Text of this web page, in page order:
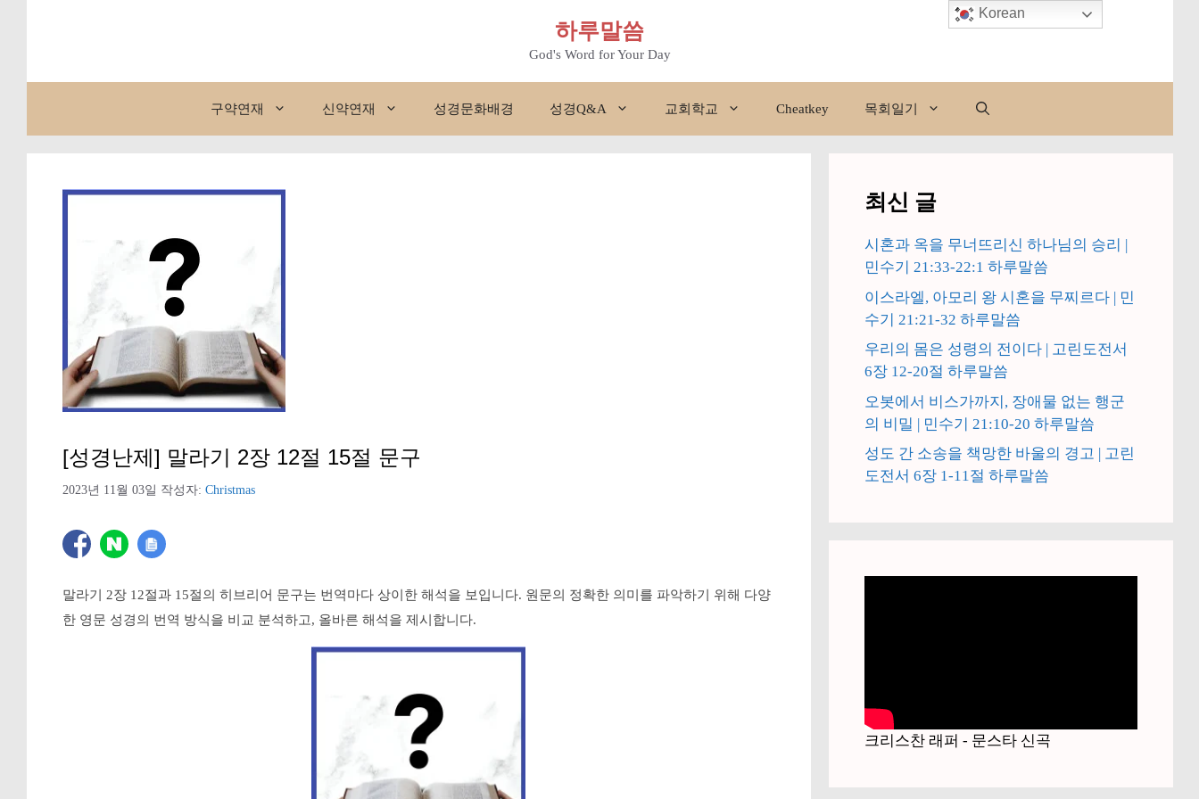
하루말씀
God's Word for Your Day
구약연재 신약연재 성경문화배경 성경Q&A 교회학교 Cheatkey 목회일기
[성경난제] 말라기 2장 12절 15절 문구
2023년 11월 03일 작성자: Christmas
말라기 2장 12절과 15절의 히브리어 문구는 번역마다 상이한 해석을 보입니다. 원문의 정확한 의미를 파악하기 위해 다양
한 영문 성경의 번역 방식을 비교 분석하고, 올바른 해석을 제시합니다.
최신 글
시혼과 옥을 무너뜨리신 하나님의 승리 |
민수기 21:33-22:1 하루말씀
이스라엘, 아모리 왕 시혼을 무찌르다 | 민
수기 21:21-32 하루말씀
우리의 몸은 성령의 전이다 | 고린도전서
6장 12-20절 하루말씀
오봇에서 비스가까지, 장애물 없는 행군
의 비밀 | 민수기 21:10-20 하루말씀
성도 간 소송을 책망한 바울의 경고 | 고린
도전서 6장 1-11절 하루말씀
크리스찬 래퍼 - 문스타 신곡
Korean